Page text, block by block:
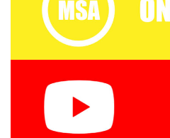
１７：２０ 定員１２名程
度 最少催行人数６ ...